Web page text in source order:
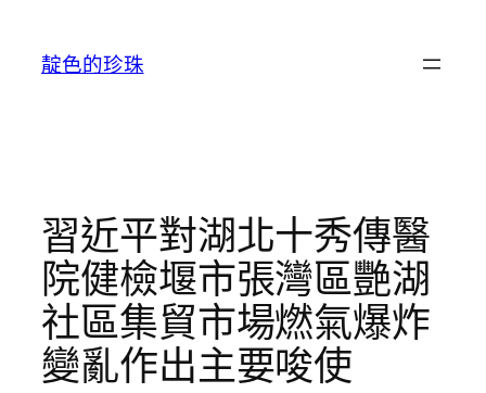
靛色的珍珠
習近平對湖北十秀傳醫
院健檢堰市張灣區艷湖
社區集貿市場燃氣爆炸
變亂作出主要唆使